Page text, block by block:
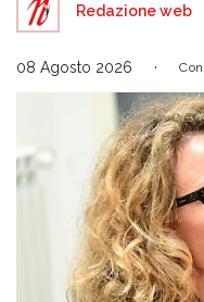
Redazione web
08 Agosto 2026